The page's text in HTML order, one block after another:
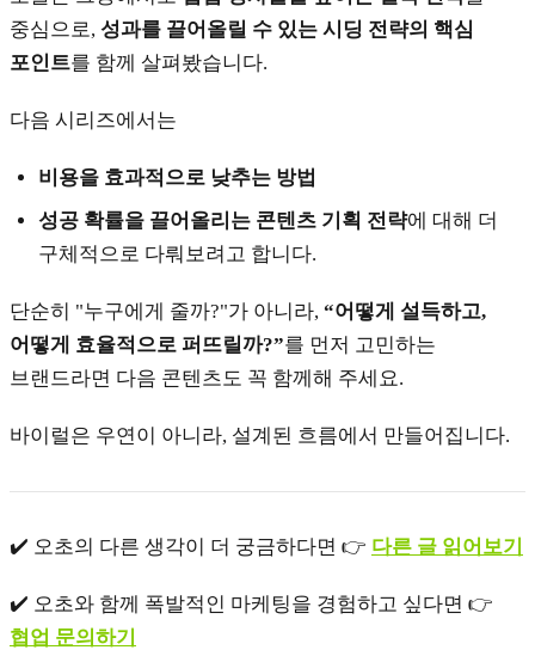
중심으로, 성과를 끌어올릴 수 있는 시딩 전략의 핵심
포인트를 함께 살펴봤습니다.
다음 시리즈에서는
비용을 효과적으로 낮추는 방법
성공 확률을 끌어올리는 콘텐츠 기획 전략에 대해 더
구체적으로 다뤄보려고 합니다.
단순히 "누구에게 줄까?"가 아니라, “어떻게 설득하고,
어떻게 효율적으로 퍼뜨릴까?”를 먼저 고민하는
브랜드라면 다음 콘텐츠도 꼭 함께해 주세요.
바이럴은 우연이 아니라, 설계된 흐름에서 만들어집니다.
✔️ 오초의 다른 생각이 더 궁금하다면 👉 다른 글 읽어보기
✔️ 오초와 함께 폭발적인 마케팅을 경험하고 싶다면 👉
협업 문의하기